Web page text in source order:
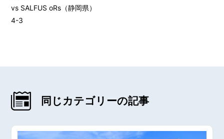
vs SALFUS oRs（静岡県）
4-3
同じカテゴリーの記事